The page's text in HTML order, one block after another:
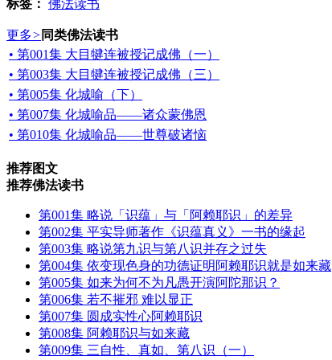
标签： 佛法读书
更多> 同类佛法读书
• 第001集 大目犍连被授记成佛（一）
• 第003集 大目犍连被授记成佛（三）
• 第005集 化城喻（下）
• 第007集 化城喻品——诸众蒙佛恩
• 第010集 化城喻品——世尊破诸恼
推荐图文
推荐佛法读书
第001集 略说「识蕴」与「阿赖耶识」的差异
第002集 平实导师著作《识蕴真义》一书的缘起
第003集 略说第九识与第八识并存之过失
第004集 依变现色身的功德证明阿赖耶识就是如来藏
第005集 如来为何不为凡愚开演阿陀那识？
第006集 若不摧邪 难以显正
第007集 圆成实性心阿赖耶识
第008集 阿赖耶识与如来藏
第009集 三自性、真如、第八识（一）